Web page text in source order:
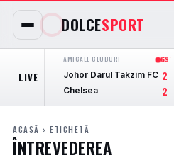
DOLCESPORT
LIVE
AMICALE CLUBURI
69'
Johor Darul Takzim FC 2
Chelsea 2
ACASĂ › ETICHETĂ
ÎNTREVEDEREA